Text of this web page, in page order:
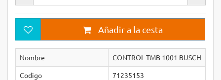
Añadir a la cesta
Nombre
CONTROL TMB 1001 BUSCH
Codigo
71235153